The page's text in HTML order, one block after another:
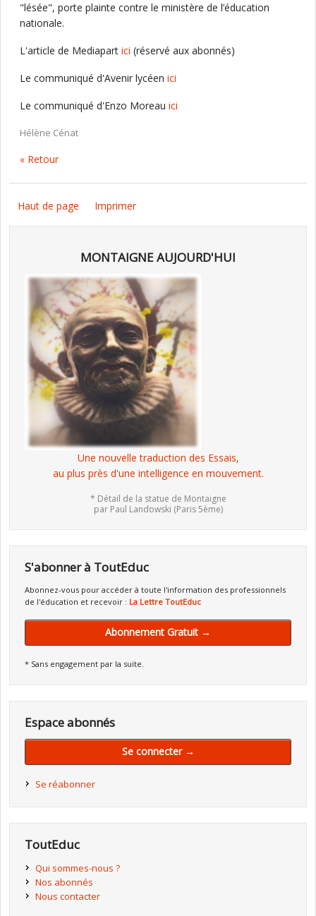
"lésée", porte plainte contre le ministère de l’éducation
nationale.
L'article de Mediapart ici (réservé aux abonnés)
Le communiqué d'Avenir lycéen ici
Le communiqué d'Enzo Moreau ici
Hélène Cénat
« Retour
Haut de page Imprimer
MONTAIGNE AUJOURD'HUI
Une nouvelle traduction des Essais,
au plus près d'une intelligence en mouvement.
* Détail de la statue de Montaigne
par Paul Landowski (Paris 5ème)
S'abonner à ToutEduc
Abonnez-vous pour accéder à toute l'information des professionnels
de l'éducation et recevoir : La Lettre ToutEduc
Abonnement Gratuit →
* Sans engagement par la suite.
Espace abonnés
Se connecter →
Se réabonner
ToutEduc
Qui sommes-nous ?
Nos abonnés
Nous contacter